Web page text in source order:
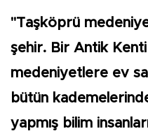
"Taşköprü
şehir. Bir Antik
medeniyetlere ev
bütün
yapmış bilim